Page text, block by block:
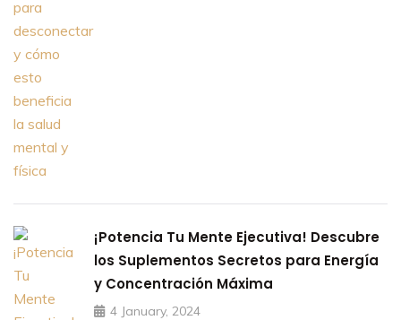
¡Potencia Tu Mente Ejecutiva! Descubre
los Suplementos Secretos para Energía
y Concentración Máxima
4 January, 2024